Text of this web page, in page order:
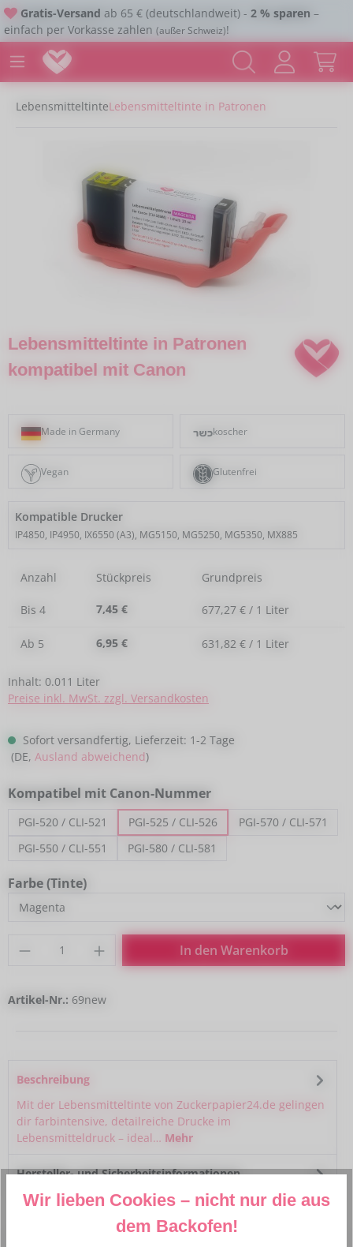
Zum Hauptinhalt springen
Gratis-Versand ab 65 € (deutschlandweit) - 2 % sparen –
einfach per Vorkasse zahlen (außer Schweiz)!
LebensmitteltinteLebensmitteltinte in Patronen
Lebensmitteltinte in Patronen
kompatibel mit Canon
Made in Germany koscher
Vegan Glutenfrei
Kompatible Drucker
IP4850, IP4950, IX6550 (A3), MG5150, MG5250, MG5350, MX885
Anzahl Stückpreis Grundpreis
Bis 4 7,45 € 677,27 € / 1 Liter
Ab 5 6,95 € 631,82 € / 1 Liter
Inhalt: 0.011 Liter
Preise inkl. MwSt. zzgl. Versandkosten
Sofort versandfertig, Lieferzeit: 1-2 Tage
(DE, Ausland abweichend)
Kompatibel mit Canon-Nummerauswählen
PGI-520 / CLI-521 PGI-525 / CLI-526
PGI-570 / CLI-571
PGI-550 / CLI-551
PGI-580 / CLI-581
Farbe (Tinte)auswählen
Produkt Anzahl: Gib den gewünschten
In den Warenkorb
Artikel-Nr.: 69new
Beschreibung
Mit der Lebensmitteltinte von Zuckerpapier24.de gelingen
dir farbintensive, detailreiche Drucke im
Lebensmitteldruck – ideal… Mehr
Hersteller- und Sicherheitsinformationen
Wir lieben Cookies – nicht nur die aus
dem Backofen!